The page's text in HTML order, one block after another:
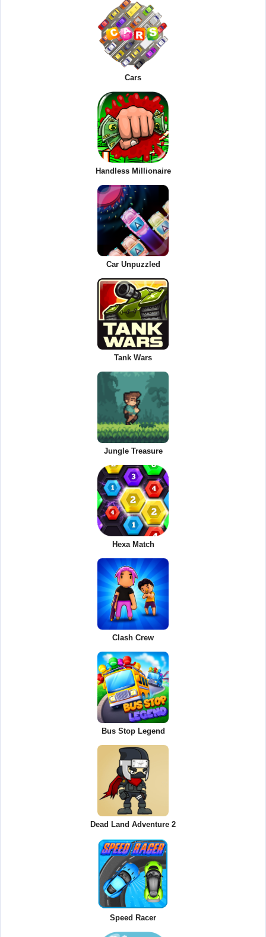
Cars
Handless Millionaire
Car Unpuzzled
Tank Wars
Jungle Treasure
Hexa Match
Clash Crew
Bus Stop Legend
Dead Land Adventure 2
Speed Racer